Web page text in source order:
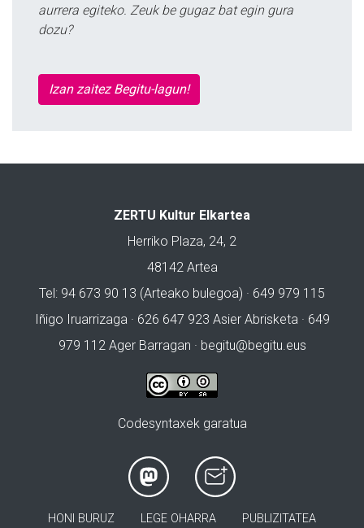
aurrera egiteko. Zeuk be gugaz bat egin gura
dozu?
Izan zaitez Begitu-lagun!
ZERTU Kultur Elkartea
Herriko Plaza, 24, 2
48142 Artea
Tel: 94 673 90 13 (Arteako bulegoa) · 649 979 115
Iñigo Iruarrizaga · 626 647 923 Asier Abrisketa · 649
979 112 Ager Barragan · begitu@begitu.eus
Codesyntaxek garatua
HONI BURUZ LEGE OHARRA PUBLIZITATEA